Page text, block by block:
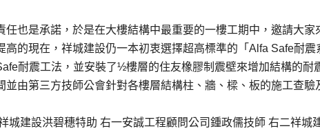
也是承諾，於是在大樓結構中最重要的一樓工期中，邀請大家
的現在，祥城建設仍一本初衷選擇超高標準的「Alfa Safe耐震
耐震工法，並安裝了½樓層的住友橡膠制震壁來增加結構的耐
由第三方技師公會針對各樓層結構柱、牆、樑、板的施工查驗
城建設洪碧穗特助 右一安誠工程顧問公司鍾政儒技師 右二祥城